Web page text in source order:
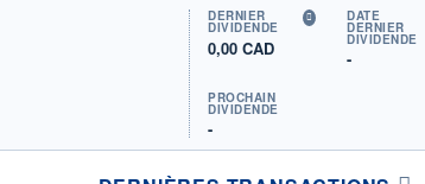
DERNIER
DIVIDENDE
0,00 CAD
DATE
DERNIER
DIVIDENDE
-
PROCHAIN
DIVIDENDE
-